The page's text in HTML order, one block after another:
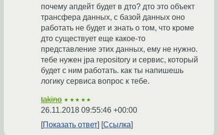
почему апдейт будет в дто? дто это объект
трансфера данных, с базой данных оно
работать не будет и знать о том, что кроме
дто существует еще какое-то
представление этих данных, ему не нужно.
тебе нужен jpa repository и сервис, который
будет с ним работать. как ты напишешь
логику сервиса вопрос к тебе.
takino ★★★★★
26.11.2018 09:55:46 +00:00
Показать ответ
Ссылка